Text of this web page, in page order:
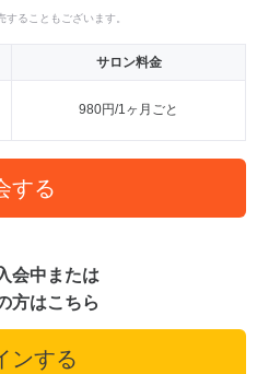
することもございます。
サロン料金
980円/1ヶ月ごと
する
会中または
方はこちら
ンする